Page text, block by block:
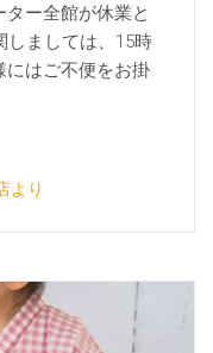
ー全館が休業と
しましては、15時
にはご不便をお掛
より